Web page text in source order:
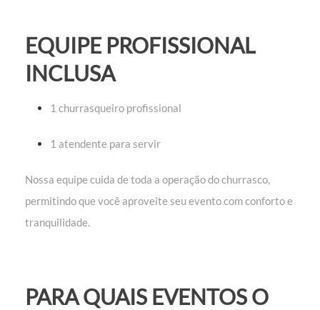
EQUIPE PROFISSIONAL
INCLUSA
1 churrasqueiro profissional
1 atendente para servir
Nossa equipe cuida de toda a operação do churrasco,
permitindo que você aproveite seu evento com conforto e
tranquilidade.
PARA QUAIS EVENTOS O